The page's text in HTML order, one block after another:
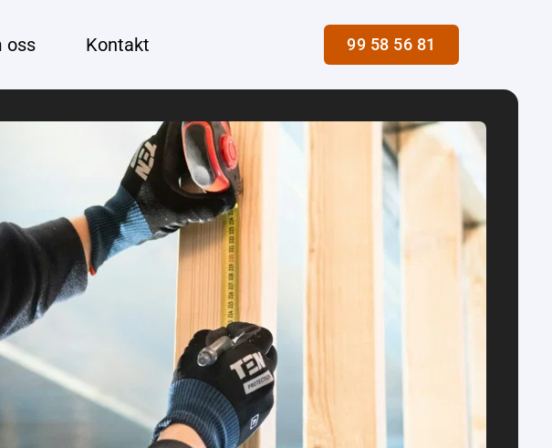
oss Kontakt 99 58 56 81